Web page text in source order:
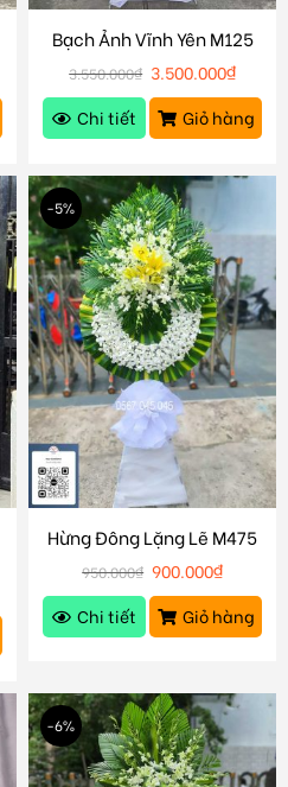
Bạch Ảnh Vĩnh Yên M125
3.550.000₫ 3.500.000₫
Chi tiết
Giỏ hàng
-5%
Hừng Đông Lặng Lẽ M475
950.000₫ 900.000₫
Chi tiết
Giỏ hàng
-6%